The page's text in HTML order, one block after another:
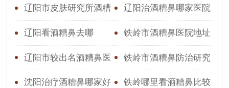
辽阳市皮肤研究所酒糟
鼻防治所
辽阳治酒糟鼻哪家医院
较好
辽阳看酒糟鼻去哪 铁岭市酒糟鼻医院地址
辽阳市较出名酒糟鼻医
院在哪
铁岭市酒糟鼻防治研究
所地址
沈阳治疗酒糟鼻哪家好 铁岭哪里看酒糟鼻比较